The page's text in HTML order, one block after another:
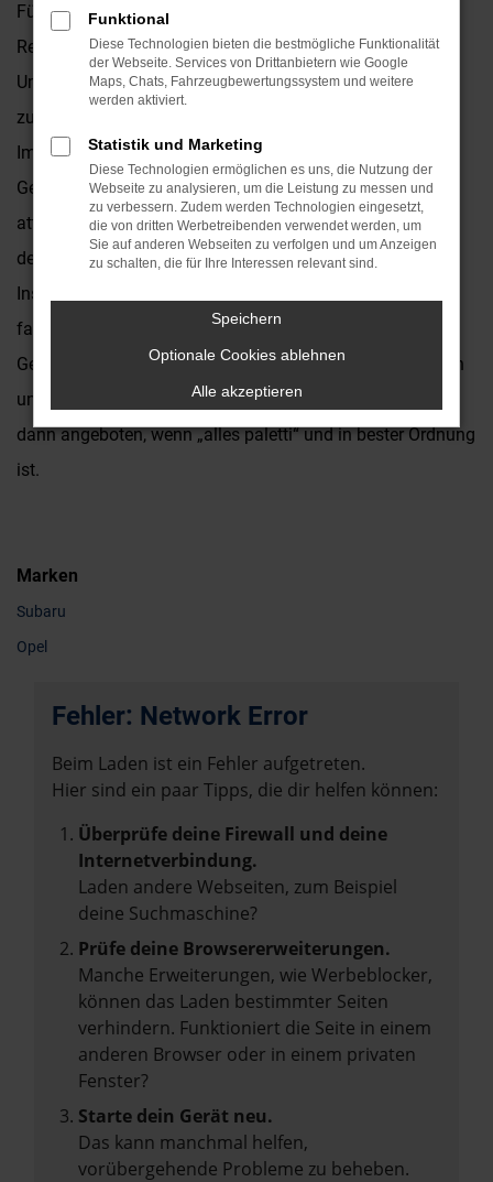
Für einen Opel Vivaro Gebrauchtwagen existieren eine
Reihe guter Argumente. Wer viel in Mettmann und
Umgebung unterwegs ist, wird dieses langlebige und
zuverlässige Fahrzeug auf jeden Fall zu schätzen wissen.
Im Autohaus Kronenberger bieten wir Ihnen Opel Vivaro
Gebrauchtwagen in großer Auswahl und zu rundum
attraktiven Preisen. Als Vertragshändler sind wir eng mit
der Marke verbunden und natürlich auch in der Lage,
Inspektion, Wartung und Reparaturen sach- und
fachgerecht durchzuführen. Jeder Opel Vivaro
Gebrauchtwagen wird vor dem Verkauf nach Mettmann in
unserer Kfz-Meisterwerkstatt gründlich überprüft und erst
dann angeboten, wenn „alles paletti“ und in bester Ordnung
ist.
Marken
Subaru
Opel
Fehler: Network Error
Beim Laden ist ein Fehler aufgetreten.
Hier sind ein paar Tipps, die dir helfen können:
Überprüfe deine Firewall und deine
Internetverbindung.
Laden andere Webseiten, zum Beispiel
deine Suchmaschine?
Prüfe deine Browsererweiterungen.
Manche Erweiterungen, wie Werbeblocker,
können das Laden bestimmter Seiten
verhindern. Funktioniert die Seite in einem
anderen Browser oder in einem privaten
Fenster?
Starte dein Gerät neu.
Das kann manchmal helfen,
vorübergehende Probleme zu beheben.
Funktional
Diese Technologien bieten die bestmögliche Funktionalität
der Webseite. Services von Drittanbietern wie Google
Maps, Chats, Fahrzeugbewertungssystem und weitere
werden aktiviert.
Statistik und Marketing
Diese Technologien ermöglichen es uns, die Nutzung der
Webseite zu analysieren, um die Leistung zu messen und
zu verbessern. Zudem werden Technologien eingesetzt,
die von dritten Werbetreibenden verwendet werden, um
Sie auf anderen Webseiten zu verfolgen und um Anzeigen
zu schalten, die für Ihre Interessen relevant sind.
Speichern
Optionale Cookies ablehnen
Alle akzeptieren